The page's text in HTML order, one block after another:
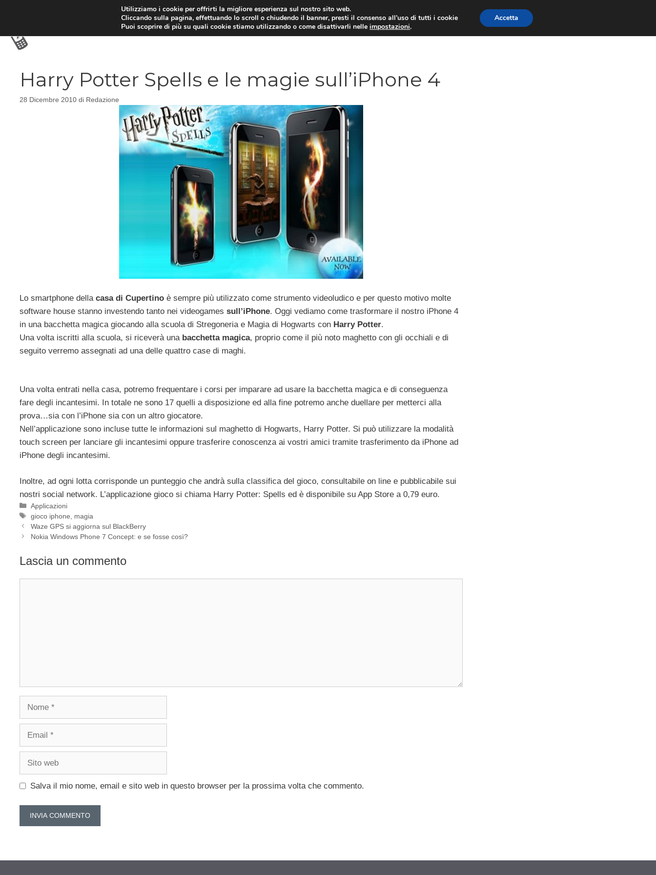
TARIFFE E PROMOZIONI
Harry Potter Spells e le magie sull’iPhone 4
28 Dicembre 2010 di Redazione
Lo smartphone della casa di Cupertino è sempre più utilizzato come strumento videoludico e per questo motivo molte
software house stanno investendo tanto nei videogames sull’iPhone. Oggi vediamo come trasformare il nostro iPhone 4
in una bacchetta magica giocando alla scuola di Stregoneria e Magia di Hogwarts con Harry Potter.
Una volta iscritti alla scuola, si riceverà una bacchetta magica, proprio come il più noto maghetto con gli occhiali e di
seguito verremo assegnati ad una delle quattro case di maghi.
Una volta entrati nella casa, potremo frequentare i corsi per imparare ad usare la bacchetta magica e di conseguenza
fare degli incantesimi. In totale ne sono 17 quelli a disposizione ed alla fine potremo anche duellare per metterci alla
prova…sia con l’iPhone sia con un altro giocatore.
Nell’applicazione sono incluse tutte le informazioni sul maghetto di Hogwarts, Harry Potter. Si può utilizzare la modalità
touch screen per lanciare gli incantesimi oppure trasferire conoscenza ai vostri amici tramite trasferimento da iPhone ad
iPhone degli incantesimi.
Inoltre, ad ogni lotta corrisponde un punteggio che andrà sulla classifica del gioco, consultabile on line e pubblicabile sui
nostri social network. L’applicazione gioco si chiama Harry Potter: Spells ed è disponibile su App Store a 0,79 euro.
Categorie
Applicazioni
Tag
gioco iphone
magia
Waze GPS si aggiorna sul BlackBerry
Nokia Windows Phone 7 Concept: e se fosse così?
Lascia un commento
Nome
Email
Sito
Salva il mio nome, email e sito web in questo browser per la prossima volta che commento.
Utilizziamo i cookie per offrirti la migliore esperienza sul nostro sito web.
Cliccando sulla pagina, effettuando lo scroll o chiudendo il banner, presti il consenso all’uso di tutti i cookie
Puoi scoprire di più su quali cookie stiamo utilizzando o come disattivarli nelleimpostazioni.
Accetta